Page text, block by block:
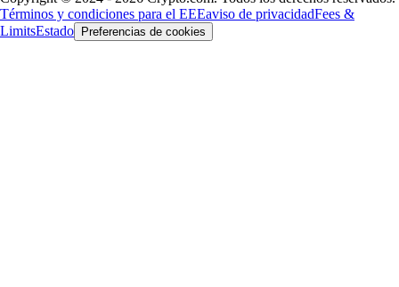
Términos y condiciones para el EEEaviso de privacidadFees &
LimitsEstado Preferencias de cookies